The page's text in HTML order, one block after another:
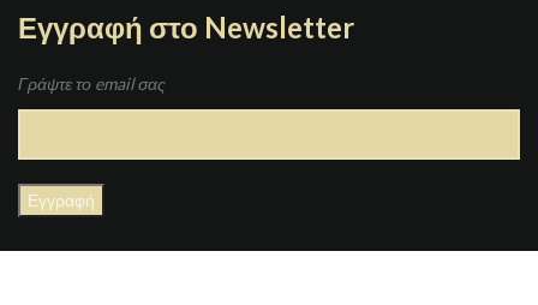
Εγγραφή στο Newsletter
Γράψτε το email σας